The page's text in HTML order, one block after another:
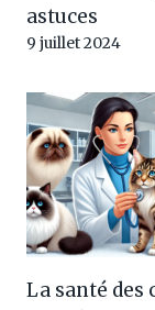
astuces
9 juillet 2024
La santé des